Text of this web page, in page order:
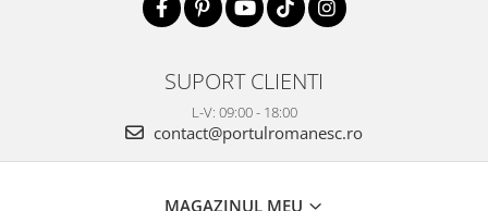
SUPORT CLIENTI
L-V: 09:00 - 18:00
contact@portulromanesc.ro
MAGAZINUL MEU